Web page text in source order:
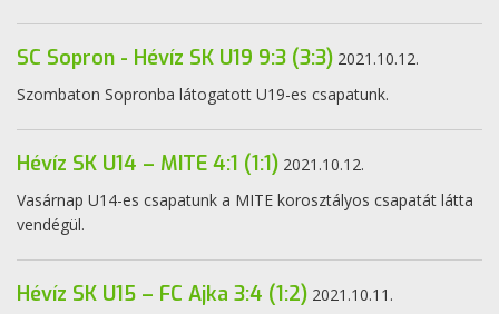
SC Sopron - Hévíz SK U19 9:3 (3:3) 2021.10.12.
Szombaton Sopronba látogatott U19-es csapatunk.
Hévíz SK U14 – MITE 4:1 (1:1) 2021.10.12.
Vasárnap U14-es csapatunk a MITE korosztályos csapatát látta
vendégül.
Hévíz SK U15 – FC Ajka 3:4 (1:2) 2021.10.11.